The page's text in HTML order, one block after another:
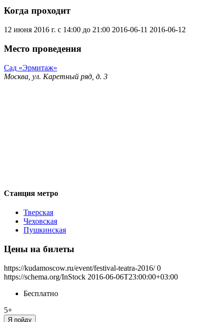
Когда проходит
12 июня 2016 г. с 14:00 до 21:00 2016-06-11 2016-06-12
Место проведения
Сад «Эрмитаж»
Москва, ул. Каретный ряд, д. 3
Станция метро
Тверская
Чеховская
Пушкинская
Цены на билеты
https://kudamoscow.ru/event/festival-teatra-2016/ 0
https://schema.org/InStock 2016-06-06T23:00:00+03:00
Бесплатно
5+
Я пойду